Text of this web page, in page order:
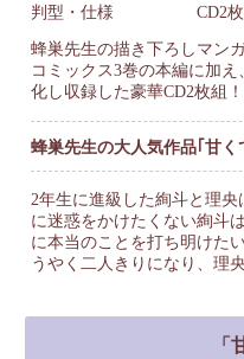
判型・仕様
CD2
蜂巣先生の描き下ろしマン
コミックス3巻の本編に加
化し収録した豪華CD2枚組
蜂巣先生の大人気作品｢甘
2年生に進級した絢斗と理
に迷惑をかけたくない絢斗
に本当のことを打ち明けた
うやく二人きりになり、
「